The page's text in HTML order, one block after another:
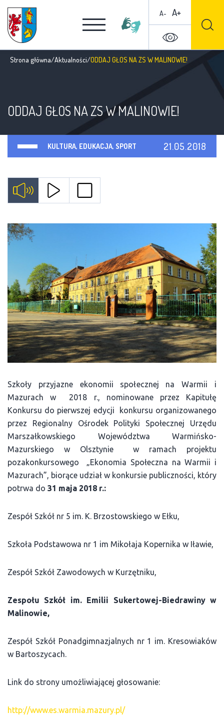
A- A+
Strona główna/Aktualności/ODDAJ GŁOS NA ZS W MALINOWIE!
ODDAJ GŁOS NA ZS W MALINOWIE!
KULTURA, EDUKACJA, SPORT 21.05.2018
Szkoły przyjazne ekonomii społecznej na Warmii i
Mazurach w 2018 r., nominowane przez Kapitułę
Konkursu do pierwszej edycji konkursu organizowanego
przez Regionalny Ośrodek Polityki Społecznej Urzędu
Marszałkowskiego Województwa Warmińsko-
Mazurskiego w Olsztynie w ramach projektu
pozakonkursowego „Ekonomia Społeczna na Warmii i
Mazurach”, biorące udział w konkursie publiczności, który
potrwa do 31 maja 2018 r.:
Zespół Szkół nr 5 im. K. Brzostowskiego w Ełku,
Szkoła Podstawowa nr 1 im Mikołaja Kopernika w Iławie,
Zespół Szkół Zawodowych w Kurzętniku,
Zespołu Szkół im. Emilii Sukertowej-Biedrawiny w
Malinowie,
Zespół Szkół Ponadgimnazjalnych nr 1 im. Kresowiaków
w Bartoszycach.
Link do strony umożliwiającej głosowanie:
http://www.es.warmia.mazury.pl/